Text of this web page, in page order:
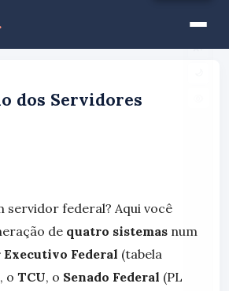
. A−
A+
dos Servidores
servidor federal? Aqui você
de quatro sistemas num
Executivo Federal (tabela
o TCU, o Senado Federal (PL